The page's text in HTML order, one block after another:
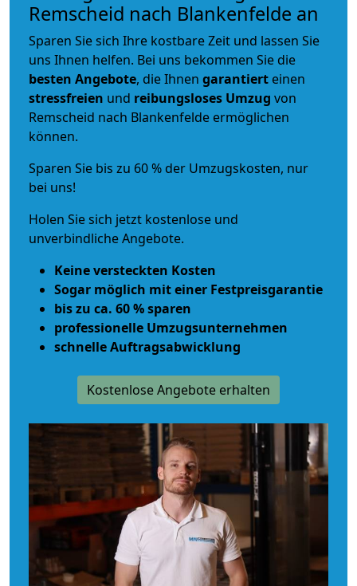
Remscheid nach Blankenfelde an
Sparen Sie sich Ihre kostbare Zeit und lassen Sie
uns Ihnen helfen. Bei uns bekommen Sie die
besten Angebote, die Ihnen garantiert einen
stressfreien und reibungsloses Umzug von
Remscheid nach Blankenfelde ermöglichen
können.
Sparen Sie bis zu 60 % der Umzugskosten, nur
bei uns!
Holen Sie sich jetzt kostenlose und
unverbindliche Angebote.
Keine versteckten Kosten
Sogar möglich mit einer Festpreisgarantie
bis zu ca. 60 % sparen
professionelle Umzugsunternehmen
schnelle Auftragsabwicklung
Kostenlose Angebote erhalten